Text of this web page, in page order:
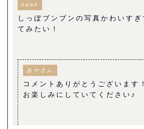
naan
しっぽブンブンの写真かわいすぎ
てみたい！
あやさん
コメントありがとうございます
お楽しみにしていてください♪